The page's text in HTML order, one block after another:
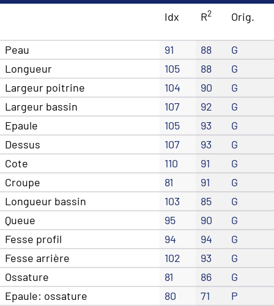
Idx
R2 Orig.
Peau 91 88
G
Longueur
105 88
G
Largeur poitrine
104 90
G
Largeur bassin
107 92
G
Epaule
105 93
G
Dessus
107 93
G
Cote
110 91
G
Croupe
81 91
G
Longueur bassin
103 85
G
Queue
95 90
G
Fesse profil
94 94
G
Fesse arrière
102 93
G
Ossature
81 86
G
Epaule: ossature
80 71
P